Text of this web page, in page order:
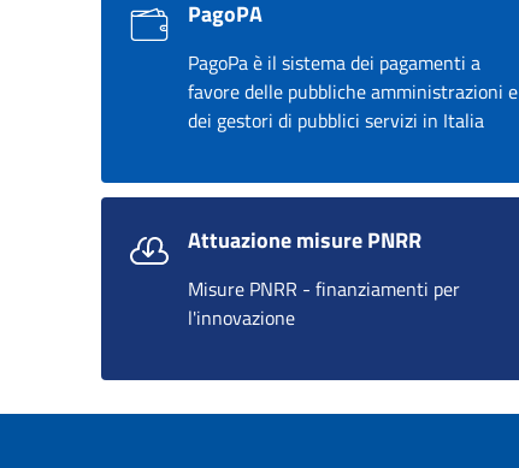
PagoPA
PagoPa è il sistema dei pagamenti a
favore delle pubbliche amministrazioni e
dei gestori di pubblici servizi in Italia
Attuazione misure PNRR
Misure PNRR - finanziamenti per
l'innovazione